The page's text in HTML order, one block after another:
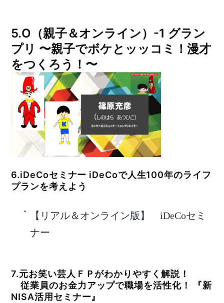
5.O（親子＆オンライン）-1 グラン
プリ 〜親子でボケとッッコミ！漫才
をつくろう！〜
6.iDeCoセミナー iDeCoで人生100年のライフ
プランを考えよう
【リアル＆オンライン版】 iDeCoセミ
ナー
7.元お笑い芸人ＦＰがわかりやすく解説！
従業員のお金力アップで職場を活性化！ 『新
NISA活用セミナー』